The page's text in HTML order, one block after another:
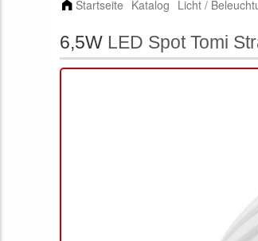
Startseite Katalog Licht /
6,5W LED Spot Tomi